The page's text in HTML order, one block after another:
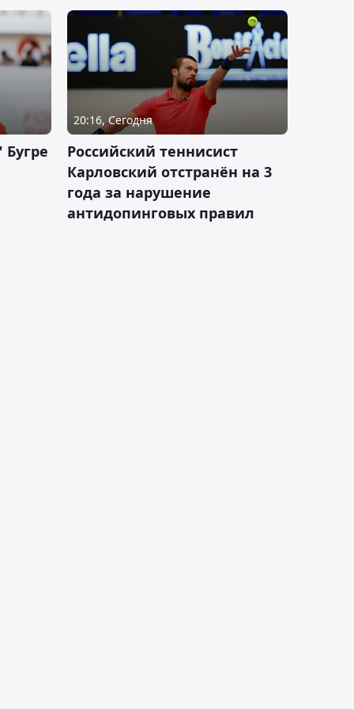
20:16, Сегодня
Российский теннисист
Карловский отстранён на 3
года за нарушение
антидопинговых правил